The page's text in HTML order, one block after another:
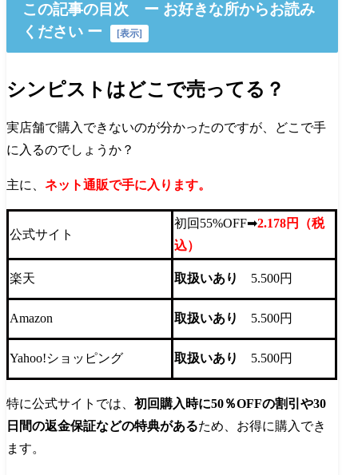
この記事の目次 ー お好きな所からお読み
ください ー
[表示]
シンピストはどこで売ってる？
実店舗で購入できないのが分かったのですが、どこで手
に入るのでしょうか？
主に、 ネット通販で手に入ります。
公式サイト
初回55%OFF➡2.178円（税
込）
楽天 取扱いあり 5.500円
Amazon 取扱いあり 5.500円
Yahoo!ショッピング 取扱いあり 5.500円
特に公式サイトでは、 初回購入時に50％OFFの割引や30
日間の返金保証などの特典があるため、お得に購入でき
ます。